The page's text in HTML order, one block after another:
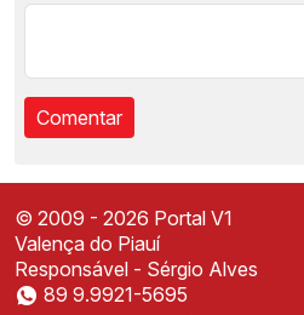
Instale o Portal V1
© 2009 - 2026 Portal V1
Valença do Piauí
Responsável - Sérgio Alves
89 9.9921-5695